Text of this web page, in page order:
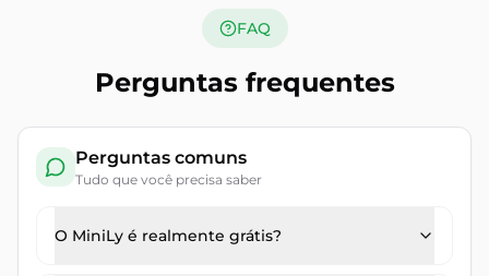
FAQ
Perguntas frequentes
Perguntas comuns
Tudo que você precisa saber
O MiniLy é realmente grátis?